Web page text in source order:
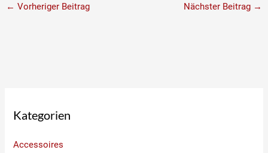
← Vorheriger Beitrag Nächster Beitrag →
Kategorien
Accessoires